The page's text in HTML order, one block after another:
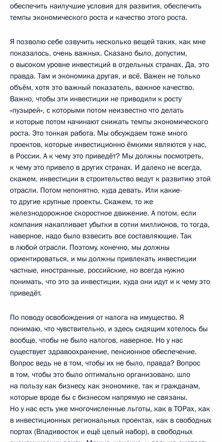
обеспечить наилучшие условия для развития, обеспечить
темпы экономического роста и качество этого роста.
Я позволю себе озвучить несколько вещей таких, как мне
показалось, очень важных. Сказано было, допустим,
о высоком уровне инвестиций в отдельных странах. Да, это
правда. Там и экономика другая, и всё. Важен не только
объём, хотя это важный показатель, важное качество.
Важно, чтобы эти инвестиции не приводили к росту
«пузырей», с которыми потом неизвестно что делать
и которые потом начинают снижать темпы экономического
роста. Это тонкая работа. Мы обсуждаем тоже много
проектов, которые инвестиционно ёмкими являются у нас,
в России. А к чему это приведёт? Мы должны посмотреть,
к чему это привело в других странах. И далеко не всегда,
скажем, инвестиции в строительство ведут к развитию этой
отрасли. Потом непонятно, куда девать. Или какие-
то другие крупные проекты. Скажем, то же
железнодорожное скоростное движение. А потом, если
компания накапливает убытки в сотни миллионов, то тогда,
наверное, надо было взвесить все составляющие. Так
в любой отрасли. Поэтому, конечно, мы должны
ориентироваться, и мы должны привлекать инвестиции
частные, иностранные, российские, но всегда нужно
понимать, что это за инвестиции, куда они идут и к чему это
приведёт.
По поводу освобождения от налога на имущество. Я
понимаю, что чувствительно, и здесь сидящим хотелось бы
вообще, чтобы не было налогов, наверное. Но у нас
существует здравоохранение, пенсионное обеспечение.
Вопрос ведь не в том, чтобы их не было, правда? Вопрос
в том, чтобы это было оптимально организовано, шло
на пользу как бизнесу, как экономике, так и гражданам,
которые вроде бы с бизнесом напрямую не связаны.
Но у нас есть уже многочисленные льготы, как в ТОРах, как
в инвестиционных региональных проектах, как в свободных
портах (Владивосток и ещё целый набор), в свободных